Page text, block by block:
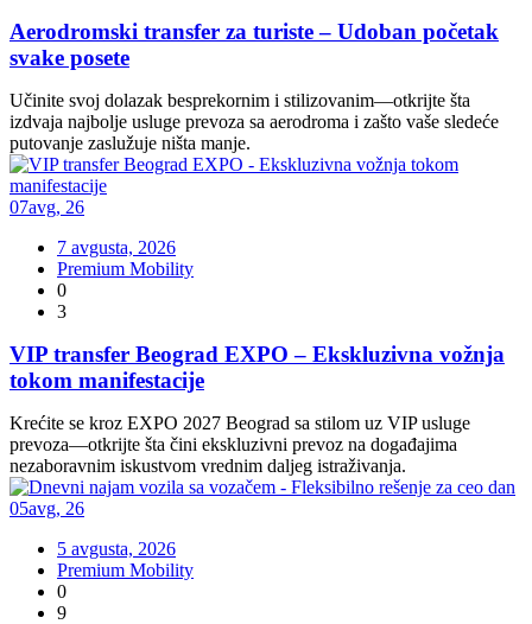
Aerodromski transfer za turiste – Udoban početak
svake posete
Učinite svoj dolazak besprekornim i stilizovanim—otkrijte šta
izdvaja najbolje usluge prevoza sa aerodroma i zašto vaše sledeće
putovanje zaslužuje ništa manje.
07avg, 26
7 avgusta, 2026
Premium Mobility
0
3
VIP transfer Beograd EXPO – Ekskluzivna vožnja
tokom manifestacije
Krećite se kroz EXPO 2027 Beograd sa stilom uz VIP usluge
prevoza—otkrijte šta čini ekskluzivni prevoz na događajima
nezaboravnim iskustvom vrednim daljeg istraživanja.
05avg, 26
5 avgusta, 2026
Premium Mobility
0
9